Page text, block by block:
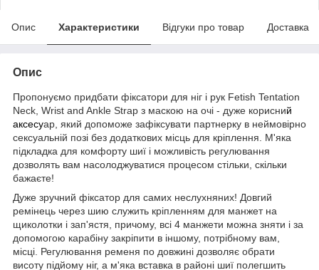
Опис Характеристики Відгуки про товар Доставка
Опис
Пропонуємо придбати фіксатори для ніг і рук Fetish Tentation
Neck, Wrist and Ankle Strap з маскою на очі - дуже корисний
аксесуар, який допоможе зафіксувати партнерку в неймовірно
сексуальній позі без додаткових місць для кріплення. М'яка
підкладка для комфорту шиї і можливість регулювання
дозволять вам насолоджуватися процесом стільки, скільки
бажаєте!
Дуже зручний фіксатор для самих неслухняних! Довгий
ремінець через шию служить кріпленням для манжет на
щиколотки і зап'ястя, причому, всі 4 манжети можна зняти і за
допомогою карабіну закріпити в іншому, потрібному вам,
місці. Регулювання ременя по довжині дозволяє обрати
висоту підйому ніг, а м'яка вставка в районі шиї полегшить